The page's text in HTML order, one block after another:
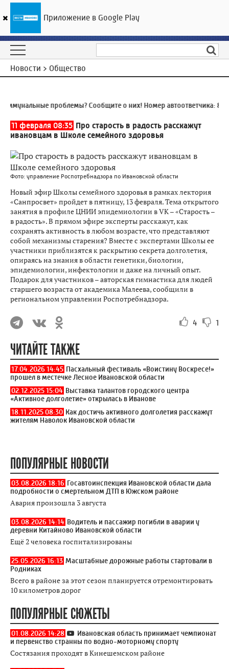
ГТРК «Ивтелерадио»
Новости > Общество
проблемы? Сообщите о них! Номер автоответчика:8
11 февраля 08:35 Про старость в радость расскажут
ивановцам в Школе семейного здоровья
Фото: управление Роспотребнадзора по Ивановской области
Новый эфир Школы семейного здоровья в рамках лектория
«Санпросвет» пройдет в пятницу, 13 февраля. Тема открытого
занятия в профиле ЦНИИ эпидемиологии в VK – «Старость –
в радость». В прямом эфире эксперты расскажут, как
сохранять активность в любом возрасте, что представляют
собой механизмы старения? Вместе с экспертами Школы ее
участники приблизятся к раскрытию секрета долголетия,
опираясь на знания в области генетики, биологии,
эпидемиологии, инфектологии и даже на личный опыт.
Подарок для участников – авторская гимнастика для людей
старшего возраста от академика Малеева, сообщили в
региональном управлении Роспотребнадзора.
4 1
ЧИТАЙТЕ ТАКЖЕ
17.04.2026 14:45 Пасхальный фестиваль «Воистину Воскресе!»
прошел в местечке Лесное Ивановской области
02.12.2025 15:04 Выставка талантов городского центра
«Активное долголетие» открылась в Иванове
18.11.2025 08:30 Как достичь активного долголетия расскажут
жителям Наволок Ивановской области
ПОПУЛЯРНЫЕ НОВОСТИ
03.08.2026 18:16 Госавтоинспекция Ивановской области дала
подробности о смертельном ДТП в Южском районе
Авария произошла 3 августа
03.08.2026 14:14 Водитель и пассажир погибли в аварии у
деревни Китайново Ивановской области
Ещё 2 человека госпитализированы
25.05.2026 16:13 Масштабные дорожные работы стартовали в
Родниках
Всего в районе за этот сезон планируется отремонтировать
10 километров дорог
ПОПУЛЯРНЫЕ СЮЖЕТЫ
01.08.2026 14:28
Ивановская область принимает чемпионат
и первенство странны по водно-моторному спорту
Состязания проходят в Кинешемском районе
Приложение в Google Play